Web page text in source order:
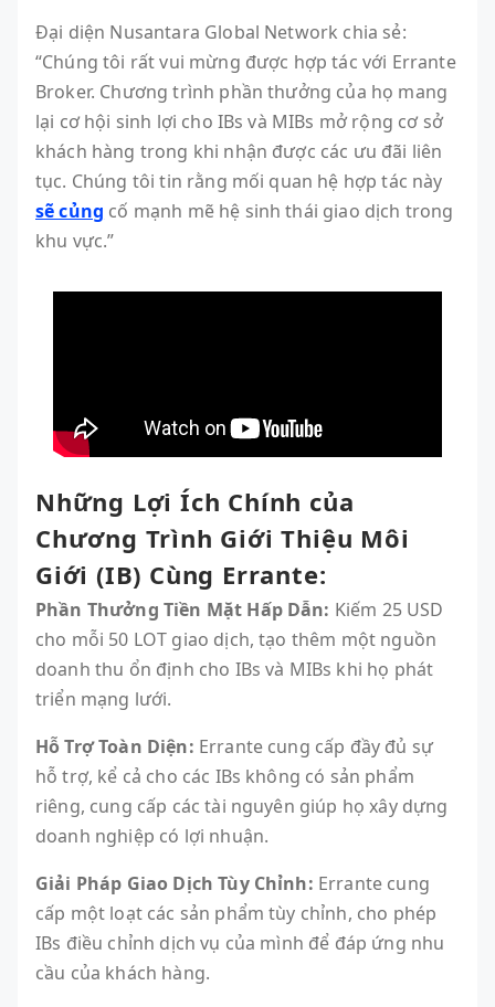
Đại diện Nusantara Global Network chia sẻ:
“Chúng tôi rất vui mừng được hợp tác với Errante
Broker. Chương trình phần thưởng của họ mang
lại cơ hội sinh lợi cho IBs và MIBs mở rộng cơ sở
khách hàng trong khi nhận được các ưu đãi liên
tục. Chúng tôi tin rằng mối quan hệ hợp tác này
sẽ củng cố mạnh mẽ hệ sinh thái giao dịch trong
khu vực.”
Những Lợi Ích Chính của
Chương Trình Giới Thiệu Môi
Giới (IB) Cùng Errante:
Phần Thưởng Tiền Mặt Hấp Dẫn: Kiếm 25 USD
cho mỗi 50 LOT giao dịch, tạo thêm một nguồn
doanh thu ổn định cho IBs và MIBs khi họ phát
triển mạng lưới.
Hỗ Trợ Toàn Diện: Errante cung cấp đầy đủ sự
hỗ trợ, kể cả cho các IBs không có sản phẩm
riêng, cung cấp các tài nguyên giúp họ xây dựng
doanh nghiệp có lợi nhuận.
Giải Pháp Giao Dịch Tùy Chỉnh: Errante cung
cấp một loạt các sản phẩm tùy chỉnh, cho phép
IBs điều chỉnh dịch vụ của mình để đáp ứng nhu
cầu của khách hàng.